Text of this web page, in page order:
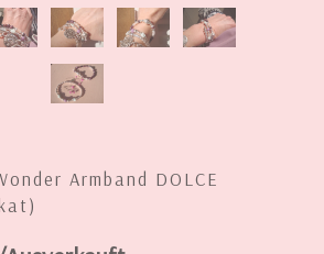
Armband DOLCE